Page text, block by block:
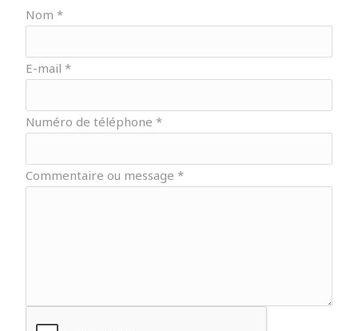
Nom*
E-mail*
Numéro de téléphone*
Commentaire ou message*